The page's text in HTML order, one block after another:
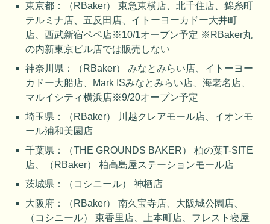
東京都：（RBaker） 東急東横店、北千住店、錦糸町
テルミナ店、五反田店、イトーヨーカドー大井町
店、西武新宿ペペ店※10/1オープン予定 ※RBaker丸
の内新東京ビル店では販売しない
神奈川県：（RBaker） みなとみらい店、イトーヨー
カドー大船店、Mark ISみなとみらい店、海老名店、
マルイシティ横浜店※9/20オープン予定
埼玉県：（RBaker） 川越クレアモール店、イオンモ
ール浦和美園店
千葉県：（THE GROUNDS BAKER） 柏の葉T-SITE
店、（RBaker） 柏高島屋ステーションモール店
茨城県：（コシニール） 神栖店
大阪府：（RBaker） 南久宝寺店、大阪城公園店、
（コシニール） 東香里店、上本町店、フレスト寝屋